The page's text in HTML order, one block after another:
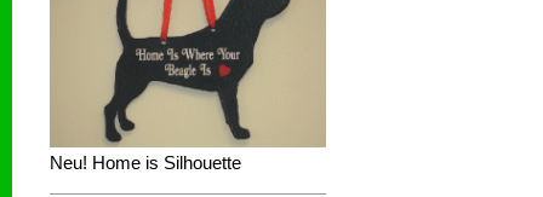
Neu! Home is Silhouette